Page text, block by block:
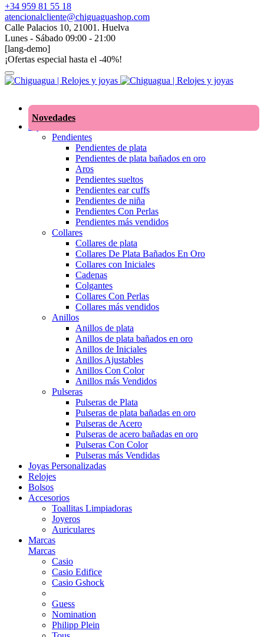
+34 959 81 55 18
atencionalcliente@chiguaguashop.com
Calle Palacios 10, 21001. Huelva
Lunes - Sábado 09:00 - 21:00
[lang-demo]
¡Ofertas especial hasta el -40%!
Novedades
Joyas
Pendientes
Pendientes de plata
Pendientes de plata bañados en oro
Aros
Pendientes sueltos
Pendientes ear cuffs
Pendientes de niña
Pendientes Con Perlas
Pendientes más vendidos
Collares
Collares de plata
Collares De Plata Bañados En Oro
Collares con Iniciales
Cadenas
Colgantes
Collares Con Perlas
Collares más vendidos
Anillos
Anillos de plata
Anillos de plata bañados en oro
Anillos de Iniciales
Anillos Ajustables
Anillos Con Color
Anillos más Vendidos
Pulseras
Pulseras de Plata
Pulseras de plata bañadas en oro
Pulseras de Acero
Pulseras de acero bañadas en oro
Pulseras Con Color
Pulseras más Vendidas
Joyas Personalizadas
Relojes
Bolsos
Accesorios
Toallitas Limpiadoras
Joyeros
Auriculares
Marcas
Marcas
Casio
Casio Edifice
Casio Gshock
Guess
Nomination
Philipp Plein